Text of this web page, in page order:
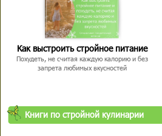
Как выстроить стройное питание
Похудеть, не считая каждую калорию и без
запрета любимых вкусностей
Книги по стройной кулинарии